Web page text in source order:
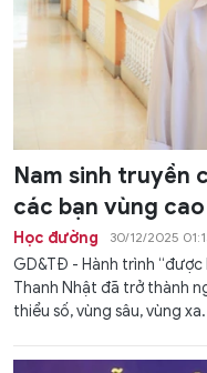
Nam sinh truyền
các bạn vùng
Học đường 30/12/2025
GD&TĐ - Hành trình “được
Thanh Nhật đã trở thành
thiểu số, vùng sâu, vùng xa.